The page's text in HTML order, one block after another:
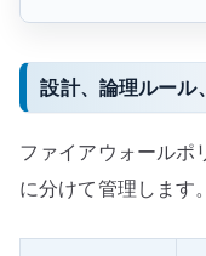
設計、論理ルール
ファイアウォールポ
に分けて管理します。